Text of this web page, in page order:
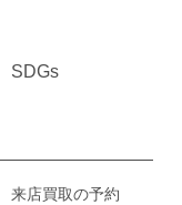
SDGs
来店買取の予約